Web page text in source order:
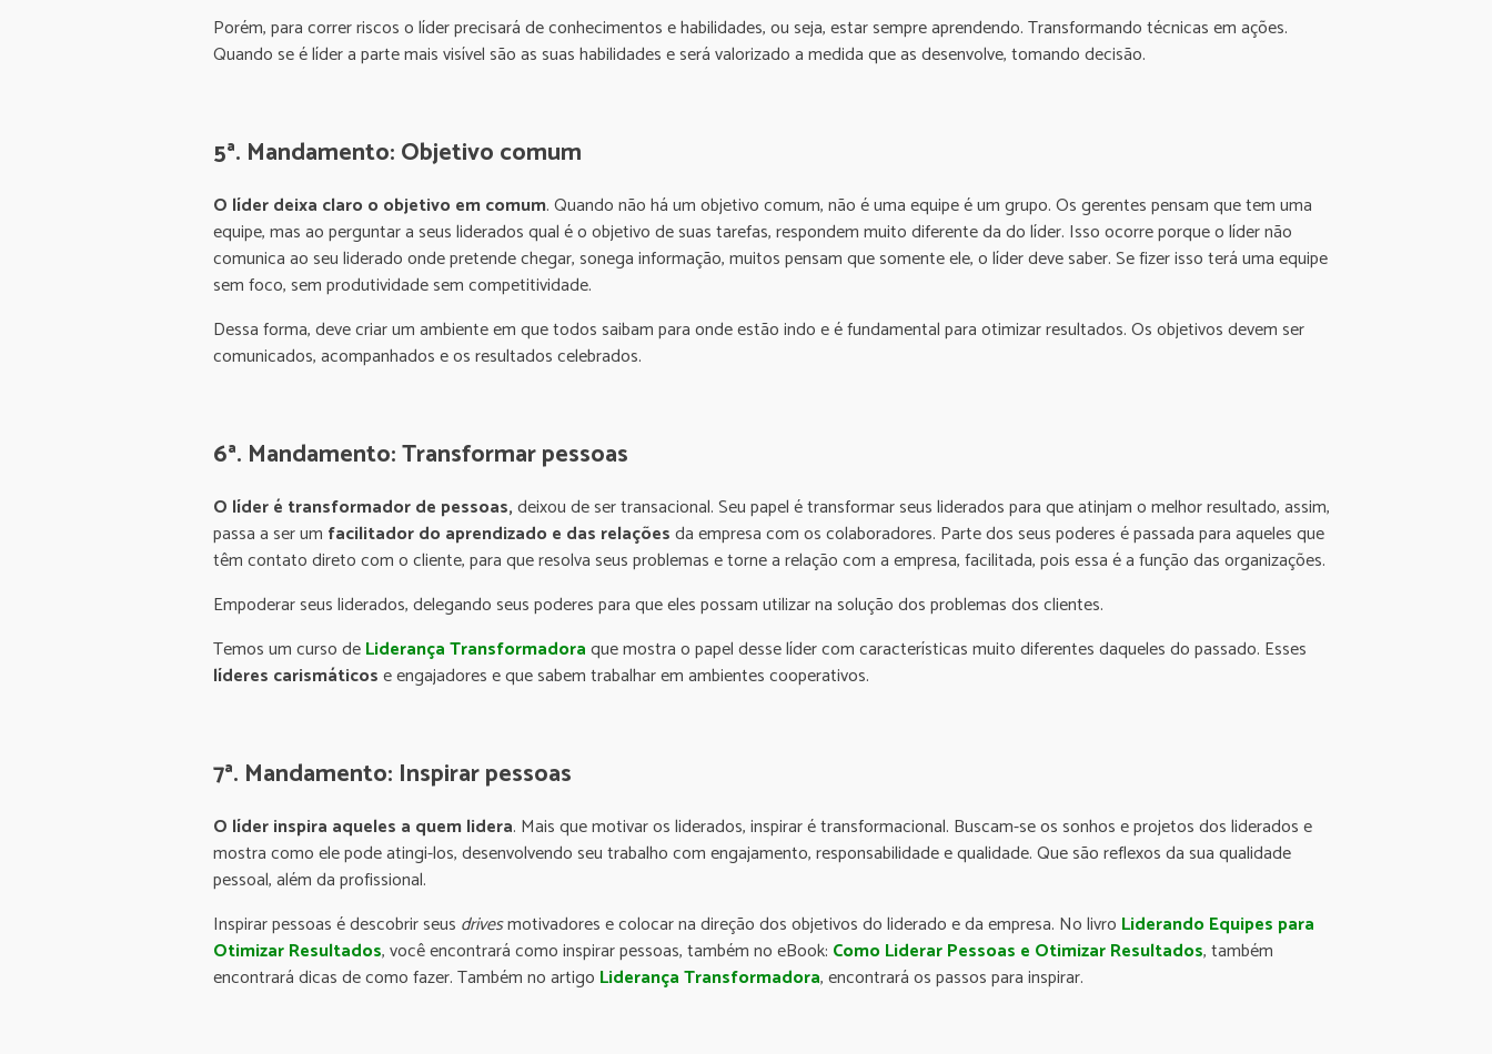
Porém, para correr riscos o líder precisará de conhecimentos e habilidades, ou seja, estar sempre aprendendo. Transformando técnicas em ações.
Quando se é líder a parte mais visível são as suas habilidades e será valorizado a medida que as desenvolve, tomando decisão.
5ª. Mandamento: Objetivo comum
O líder deixa claro o objetivo em comum. Quando não há um objetivo comum, não é uma equipe é um grupo. Os gerentes pensam que tem uma
equipe, mas ao perguntar a seus liderados qual é o objetivo de suas tarefas, respondem muito diferente da do líder. Isso ocorre porque o líder não
comunica ao seu liderado onde pretende chegar, sonega informação, muitos pensam que somente ele, o líder deve saber. Se fizer isso terá uma equipe
sem foco, sem produtividade sem competitividade.
Dessa forma, deve criar um ambiente em que todos saibam para onde estão indo e é fundamental para otimizar resultados. Os objetivos devem ser
comunicados, acompanhados e os resultados celebrados.
6ª. Mandamento: Transformar pessoas
O líder é transformador de pessoas,deixou de ser transacional. Seu papel é transformar seus liderados para que atinjam o melhor resultado, assim,
passa a ser um facilitador do aprendizado e das relaçõesda empresa com os colaboradores. Parte dos seus poderes é passada para aqueles que
têm contato direto com o cliente, para que resolva seus problemas e torne a relação com a empresa, facilitada, pois essa é a função das organizações.
Empoderar seus liderados, delegando seus poderes para que eles possam utilizar na solução dos problemas dos clientes.
Temos um curso deLiderança Transformadoraque mostra o papel desse líder com características muito diferentes daqueles do passado. Esses
líderes carismáticose engajadores e que sabem trabalhar em ambientes cooperativos.
7ª. Mandamento: Inspirar pessoas
O líder inspira aqueles a quem lidera. Mais que motivar os liderados, inspirar é transformacional. Buscam-se os sonhos e projetos dos liderados e
mostra como ele pode atingi-los, desenvolvendo seu trabalho com engajamento, responsabilidade e qualidade. Que são reflexos da sua qualidade
pessoal, além da profissional.
Inspirar pessoas é descobrir seus drivesmotivadores e colocar na direção dos objetivos do liderado e da empresa. No livro Liderando Equipes para
Otimizar Resultados, você encontrará como inspirar pessoas, também no eBook: Como Liderar Pessoas e Otimizar Resultados, também
encontrará dicas de como fazer. Também no artigo Liderança Transformadora, encontrará os passos para inspirar.